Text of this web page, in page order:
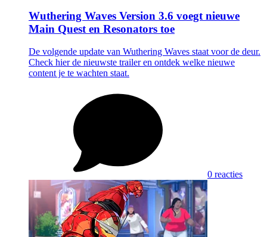
Wuthering Waves Version 3.6 voegt nieuwe
Main Quest en Resonators toe
De volgende update van Wuthering Waves staat voor de deur.
Check hier de nieuwste trailer en ontdek welke nieuwe
content je te wachten staat.
0 reacties